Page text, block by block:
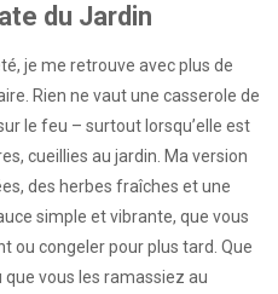
du Jardin
je me retrouve avec plus de
Rien ne vaut une casserole de
le feu – surtout lorsqu’elle est
cueillies au jardin. Ma version
des herbes fraîches et une
simple et vibrante, que vous
ou congeler pour plus tard. Que
vous les ramassiez au